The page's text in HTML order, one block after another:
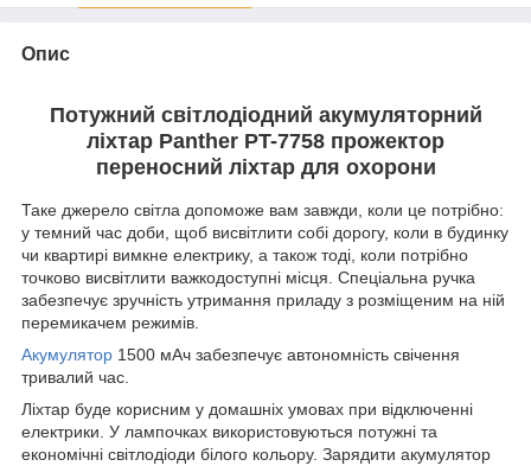
Опис
Потужний світлодіодний акумуляторний
ліхтар Panther PT-7758 прожектор
переносний ліхтар для охорони
Таке джерело світла допоможе вам завжди, коли це потрібно:
у темний час доби, щоб висвітлити собі дорогу, коли в будинку
чи квартирі вимкне електрику, а також тоді, коли потрібно
точково висвітлити важкодоступні місця. Спеціальна ручка
забезпечує зручність утримання приладу з розміщеним на ній
перемикачем режимів.
Акумулятор 1500 мАч забезпечує автономність свічення
тривалий час.
Ліхтар буде корисним у домашніх умовах при відключенні
електрики. У лампочках використовуються потужні та
економічні світлодіоди білого кольору. Зарядити акумулятор